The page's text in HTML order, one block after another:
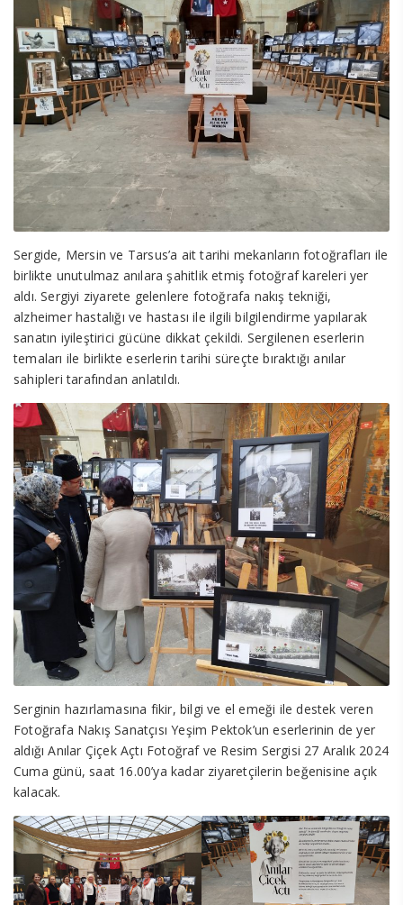
Sergide, Mersin ve Tarsus’a ait tarihi mekanların fotoğrafları ile
birlikte unutulmaz anılara şahitlik etmiş fotoğraf kareleri yer
aldı. Sergiyi ziyarete gelenlere fotoğrafa nakış tekniği,
alzheimer hastalığı ve hastası ile ilgili bilgilendirme yapılarak
sanatın iyileştirici gücüne dikkat çekildi. Sergilenen eserlerin
temaları ile birlikte eserlerin tarihi süreçte bıraktığı anılar
sahipleri tarafından anlatıldı.
Serginin hazırlamasına fikir, bilgi ve el emeği ile destek veren
Fotoğrafa Nakış Sanatçısı Yeşim Pektok’un eserlerinin de yer
aldığı Anılar Çiçek Açtı Fotoğraf ve Resim Sergisi 27 Aralık 2024
Cuma günü, saat 16.00’ya kadar ziyaretçilerin beğenisine açık
kalacak.